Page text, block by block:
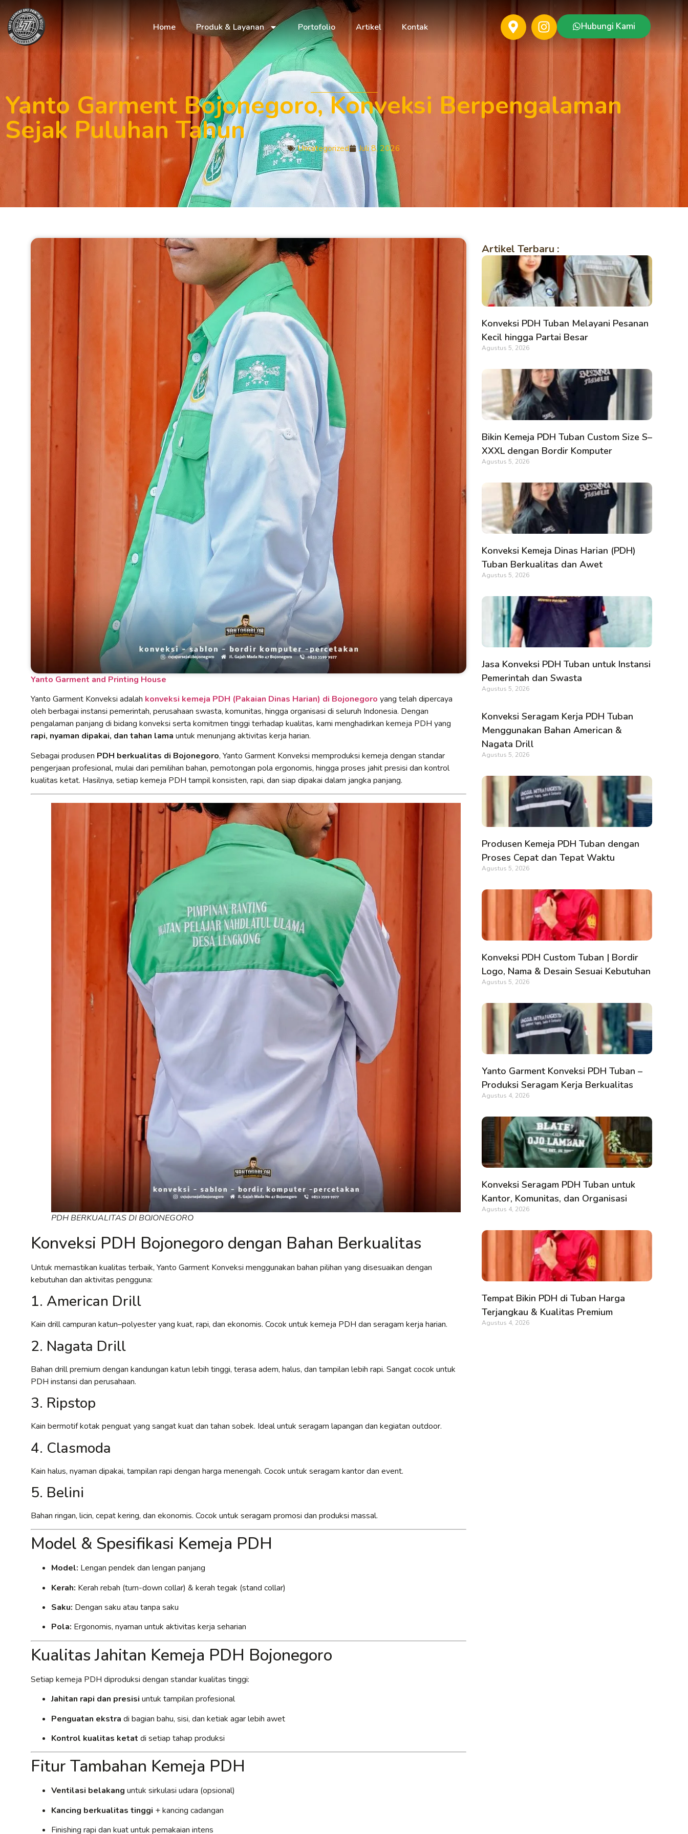
Home Produk & Layanan Portofolio Artikel Kontak Hubungi Kami
Yanto Garment Bojonegoro, Konveksi Berpengalaman
Sejak Puluhan Tahun
Uncategorized Juli 8, 2026
Yanto Garment and Printing House
Yanto Garment Konveksi adalah konveksi kemeja PDH (Pakaian Dinas Harian) di Bojonegoro yang telah dipercaya
oleh berbagai instansi pemerintah, perusahaan swasta, komunitas, hingga organisasi di seluruh Indonesia. Dengan
pengalaman panjang di bidang konveksi serta komitmen tinggi terhadap kualitas, kami menghadirkan kemeja PDH yang
rapi, nyaman dipakai, dan tahan lama untuk menunjang aktivitas kerja harian.
Sebagai produsen PDH berkualitas di Bojonegoro, Yanto Garment Konveksi memproduksi kemeja dengan standar
pengerjaan profesional, mulai dari pemilihan bahan, pemotongan pola ergonomis, hingga proses jahit presisi dan kontrol
kualitas ketat. Hasilnya, setiap kemeja PDH tampil konsisten, rapi, dan siap dipakai dalam jangka panjang.
PDH BERKUALITAS DI BOJONEGORO
Konveksi PDH Bojonegoro dengan Bahan Berkualitas
Untuk memastikan kualitas terbaik, Yanto Garment Konveksi menggunakan bahan pilihan yang disesuaikan dengan
kebutuhan dan aktivitas pengguna:
1. American Drill
Kain drill campuran katun–polyester yang kuat, rapi, dan ekonomis. Cocok untuk kemeja PDH dan seragam kerja harian.
2. Nagata Drill
Bahan drill premium dengan kandungan katun lebih tinggi, terasa adem, halus, dan tampilan lebih rapi. Sangat cocok untuk
PDH instansi dan perusahaan.
3. Ripstop
Kain bermotif kotak penguat yang sangat kuat dan tahan sobek. Ideal untuk seragam lapangan dan kegiatan outdoor.
4. Clasmoda
Kain halus, nyaman dipakai, tampilan rapi dengan harga menengah. Cocok untuk seragam kantor dan event.
5. Belini
Bahan ringan, licin, cepat kering, dan ekonomis. Cocok untuk seragam promosi dan produksi massal.
Model & Spesifikasi Kemeja PDH
Model: Lengan pendek dan lengan panjang
Kerah: Kerah rebah (turn-down collar) & kerah tegak (stand collar)
Saku: Dengan saku atau tanpa saku
Pola: Ergonomis, nyaman untuk aktivitas kerja seharian
Kualitas Jahitan Kemeja PDH Bojonegoro
Setiap kemeja PDH diproduksi dengan standar kualitas tinggi:
Jahitan rapi dan presisi untuk tampilan profesional
Penguatan ekstra di bagian bahu, sisi, dan ketiak agar lebih awet
Kontrol kualitas ketat di setiap tahap produksi
Fitur Tambahan Kemeja PDH
Ventilasi belakang untuk sirkulasi udara (opsional)
Kancing berkualitas tinggi + kancing cadangan
Finishing rapi dan kuat untuk pemakaian intens
Artikel Terbaru :
Konveksi PDH Tuban Melayani Pesanan
Kecil hingga Partai Besar
Agustus 5, 2026
Bikin Kemeja PDH Tuban Custom Size S–
XXXL dengan Bordir Komputer
Agustus 5, 2026
Konveksi Kemeja Dinas Harian (PDH)
Tuban Berkualitas dan Awet
Agustus 5, 2026
Jasa Konveksi PDH Tuban untuk Instansi
Pemerintah dan Swasta
Agustus 5, 2026
Konveksi Seragam Kerja PDH Tuban
Menggunakan Bahan American &
Nagata Drill
Agustus 5, 2026
Produsen Kemeja PDH Tuban dengan
Proses Cepat dan Tepat Waktu
Agustus 5, 2026
Konveksi PDH Custom Tuban | Bordir
Logo, Nama & Desain Sesuai Kebutuhan
Agustus 5, 2026
Yanto Garment Konveksi PDH Tuban –
Produksi Seragam Kerja Berkualitas
Agustus 4, 2026
Konveksi Seragam PDH Tuban untuk
Kantor, Komunitas, dan Organisasi
Agustus 4, 2026
Tempat Bikin PDH di Tuban Harga
Terjangkau & Kualitas Premium
Agustus 4, 2026